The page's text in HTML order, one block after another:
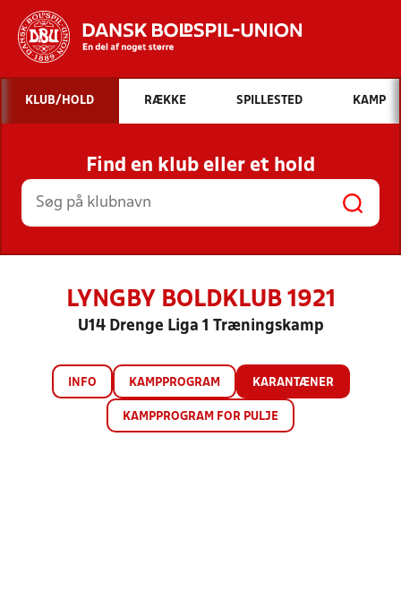
Hvad vil du søge efter?
INDHOLD OG NYHEDER
STILLINGER, RESULTATER, KLUBBER OG
HOLD
KLUB/HOLD RÆKKE SPILLESTED KAMP
Find en klub eller et hold
LYNGBY BOLDKLUB 1921
U14 Drenge Liga 1 Træningskamp
INFO KAMPPROGRAM KARANTÆNER
KAMPPROGRAM FOR PULJE